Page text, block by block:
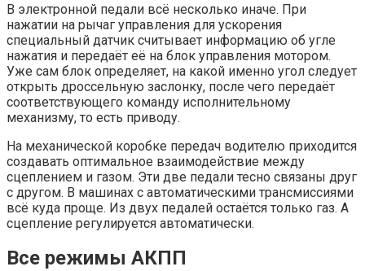
В электронной педали всё несколько иначе. При
нажатии на рычаг управления для ускорения
специальный датчик считывает информацию об угле
нажатия и передаёт её на блок управления мотором.
Уже сам блок определяет, на какой именно угол следует
открыть дроссельную заслонку, после чего передаёт
соответствующего команду исполнительному
механизму, то есть приводу.
На механической коробке передач водителю приходится
создавать оптимальное взаимодействие между
сцеплением и газом. Эти две педали тесно связаны друг
с другом. В машинах с автоматическими трансмиссиями
всё куда проще. Из двух педалей остаётся только газ. А
сцепление регулируется автоматически.
Все режимы АКПП